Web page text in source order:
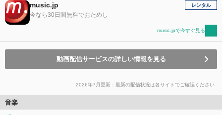
music.jp
今なら30日間無料でおためし
レンタル
music.jpで今すぐ見る
動画配信サービスの詳しい情報を見る
2026年7月更新：最新の配信状況は各サイトでご確認ください
音楽